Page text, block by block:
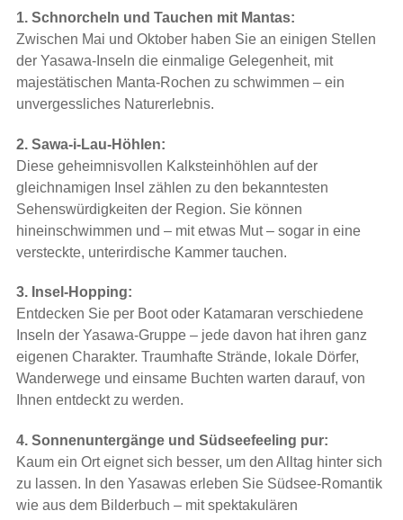
1. Schnorcheln und Tauchen mit Mantas:
Zwischen Mai und Oktober haben Sie an einigen Stellen
der Yasawa-Inseln die einmalige Gelegenheit, mit
majestätischen Manta-Rochen zu schwimmen – ein
unvergessliches Naturerlebnis.
2. Sawa-i-Lau-Höhlen:
Diese geheimnisvollen Kalksteinhöhlen auf der
gleichnamigen Insel zählen zu den bekanntesten
Sehenswürdigkeiten der Region. Sie können
hineinschwimmen und – mit etwas Mut – sogar in eine
versteckte, unterirdische Kammer tauchen.
3. Insel-Hopping:
Entdecken Sie per Boot oder Katamaran verschiedene
Inseln der Yasawa-Gruppe – jede davon hat ihren ganz
eigenen Charakter. Traumhafte Strände, lokale Dörfer,
Wanderwege und einsame Buchten warten darauf, von
Ihnen entdeckt zu werden.
4. Sonnenuntergänge und Südseefeeling pur:
Kaum ein Ort eignet sich besser, um den Alltag hinter sich
zu lassen. In den Yasawas erleben Sie Südsee-Romantik
wie aus dem Bilderbuch – mit spektakulären